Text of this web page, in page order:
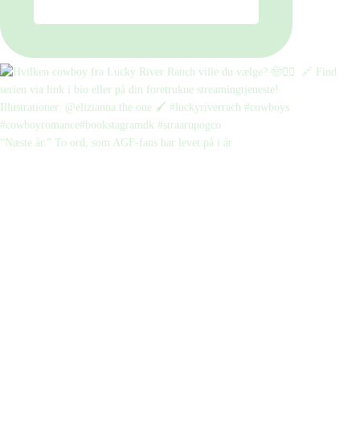
“Næste år.” To ord, som AGF-fans har levet på i år